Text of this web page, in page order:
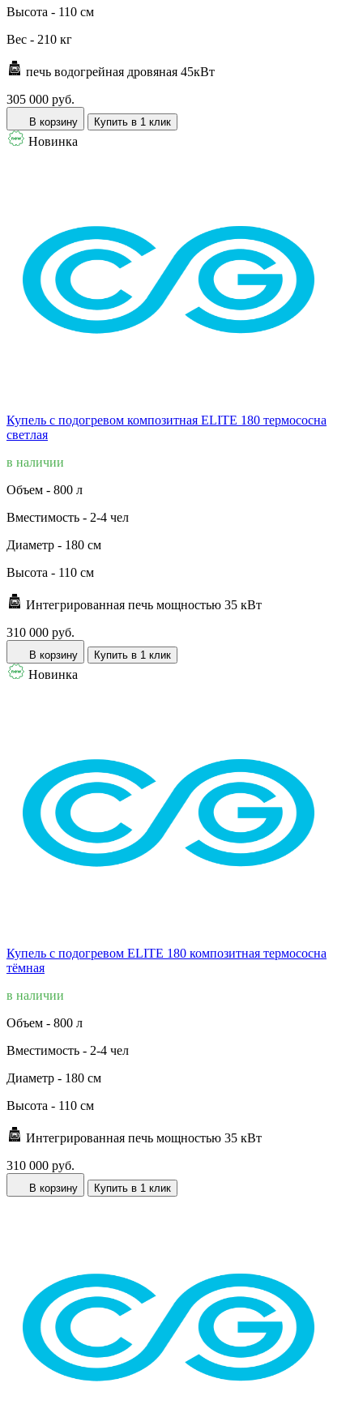
Высота - 110 см
Вес - 210 кг
печь водогрейная дровяная 45кВт
305 000 руб.
В корзину Купить в 1 клик
Новинка
Купель с подогревом композитная ELITE 180 термососна
светлая
в наличии
Объем - 800 л
Вместимость - 2-4 чел
Диаметр - 180 см
Высота - 110 см
Интегрированная печь мощностью 35 кВт
310 000 руб.
В корзину Купить в 1 клик
Новинка
Купель с подогревом ELITE 180 композитная термососна
тёмная
в наличии
Объем - 800 л
Вместимость - 2-4 чел
Диаметр - 180 см
Высота - 110 см
Интегрированная печь мощностью 35 кВт
310 000 руб.
В корзину Купить в 1 клик